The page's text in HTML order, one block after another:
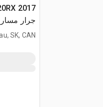
جرار مسار
SK, CAN